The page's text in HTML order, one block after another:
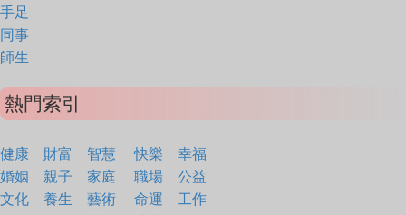
手足
同事
師生
熱門索引
健康 財富 智慧 快樂
幸福
婚姻
親子 家庭 職場
公益
文化
養生 藝術 命運
工作